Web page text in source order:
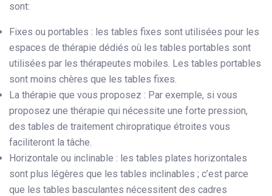
sont:
Fixes ou portables : les tables fixes sont utilisées pour les
espaces de thérapie dédiés où les tables portables sont
utilisées par les thérapeutes mobiles. Les tables portables
sont moins chères que les tables fixes.
La thérapie que vous proposez : Par exemple, si vous
proposez une thérapie qui nécessite une forte pression,
des tables de traitement chiropratique étroites vous
faciliteront la tâche.
Horizontale ou inclinable : les tables plates horizontales
sont plus légères que les tables inclinables ; c’est parce
que les tables basculantes nécessitent des cadres